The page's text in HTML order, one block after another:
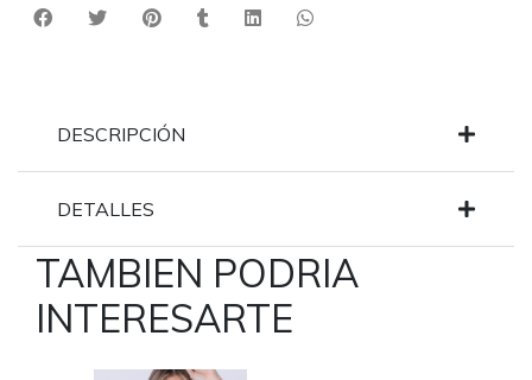
DESCRIPCIÓN
DETALLES
TAMBIEN PODRIA
INTERESARTE